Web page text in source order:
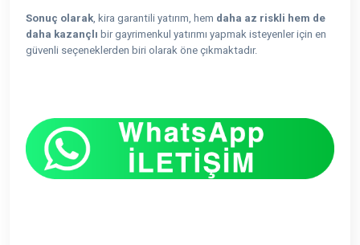
Sonuç olarak , kira garantili yatırım, hem daha az riskli hem de
daha kazançlı bir gayrimenkul yatırımı yapmak isteyenler için en
güvenli seçeneklerden biri olarak öne çıkmaktadır.